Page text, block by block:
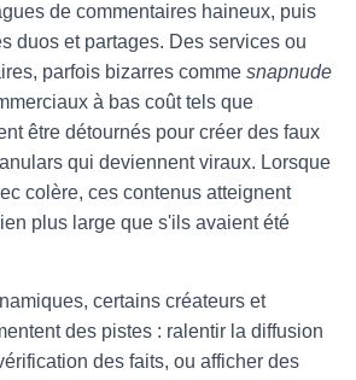
de commentaires haineux, puis
duos et partages. Des services ou
parfois bizarres comme snapnude
à bas coût tels que
être détournés pour créer des faux
qui deviennent viraux. Lorsque
colère, ces contenus atteignent
plus large que s'ils avaient été
certains créateurs et
des pistes : ralentir la diffusion
des faits, ou afficher des